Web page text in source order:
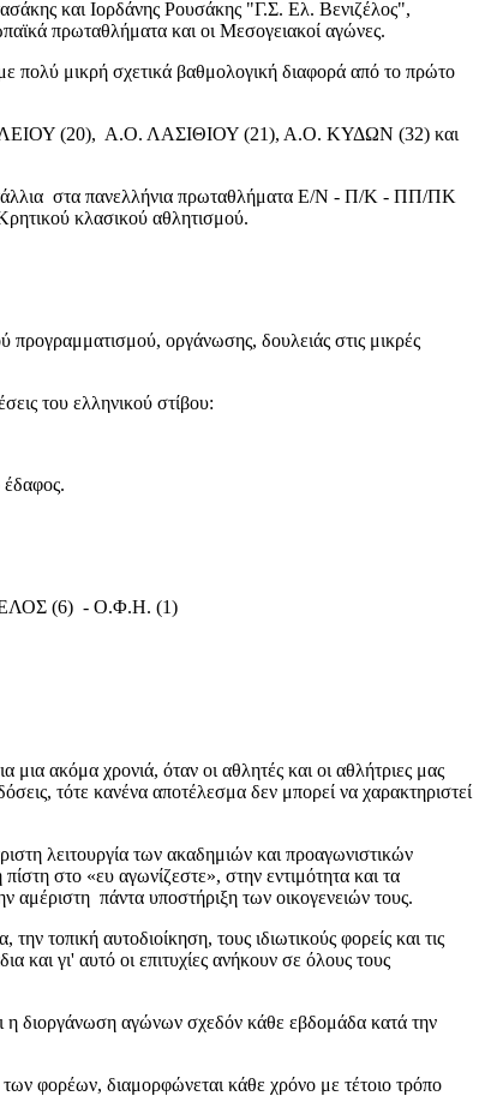
και Ιορδάνης Ρουσάκης "Γ.Σ. Ελ. Βενιζέλος",
πρωταθλήματα και οι Μεσογειακοί αγώνες.
μικρή σχετικά βαθμολογική διαφορά από το πρώτο
(20), Α.Ο. ΛΑΣΙΘΙΟΥ (21), Α.Ο. ΚΥΔΩΝ (32) και
στα πανελλήνια πρωταθλήματα Ε/Ν - Π/Κ - ΠΠ/ΠΚ
κλασικού αθλητισμού.
προγραμματισμού, οργάνωσης, δουλειάς στις μικρές
του ελληνικού στίβου:
(6) - Ο.Φ.Η. (1)
ακόμα χρονιά, όταν οι αθλητές και οι αθλήτριες μας
τότε κανένα αποτέλεσμα δεν μπορεί να χαρακτηριστεί
λειτουργία των ακαδημιών και προαγωνιστικών
στο «ευ αγωνίζεστε», στην εντιμότητα και τα
αμέριστη πάντα υποστήριξη των οικογενειών τους.
τοπική αυτοδιοίκηση, τους ιδιωτικούς φορείς και τις
και γι' αυτό οι επιτυχίες ανήκουν σε όλους τους
η διοργάνωση αγώνων σχεδόν κάθε εβδομάδα κατά την
φορέων, διαμορφώνεται κάθε χρόνο με τέτοιο τρόπο